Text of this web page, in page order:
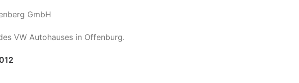
GmbH
VW Autohauses in Offenburg.